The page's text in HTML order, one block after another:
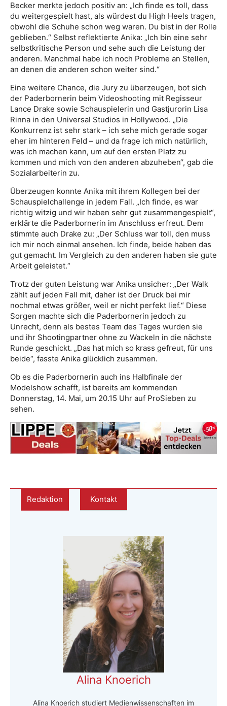
Becker merkte jedoch positiv an: „Ich finde es toll, dass
du weitergespielt hast, als würdest du High Heels tragen,
obwohl die Schuhe schon weg waren. Du bist in der Rolle
geblieben.“ Selbst reflektierte Anika: „Ich bin eine sehr
selbstkritische Person und sehe auch die Leistung der
anderen. Manchmal habe ich noch Probleme an Stellen,
an denen die anderen schon weiter sind.“
Eine weitere Chance, die Jury zu überzeugen, bot sich
der Paderbornerin beim Videoshooting mit Regisseur
Lance Drake sowie Schauspielerin und Gastjurorin Lisa
Rinna in den Universal Studios in Hollywood. „Die
Konkurrenz ist sehr stark – ich sehe mich gerade sogar
eher im hinteren Feld – und da frage ich mich natürlich,
was ich machen kann, um auf den ersten Platz zu
kommen und mich von den anderen abzuheben“, gab die
Sozialarbeiterin zu.
Überzeugen konnte Anika mit ihrem Kollegen bei der
Schauspielchallenge in jedem Fall. „Ich finde, es war
richtig witzig und wir haben sehr gut zusammengespielt“,
erklärte die Paderbornerin im Anschluss erfreut. Dem
stimmte auch Drake zu: „Der Schluss war toll, den muss
ich mir noch einmal ansehen. Ich finde, beide haben das
gut gemacht. Im Vergleich zu den anderen haben sie gute
Arbeit geleistet.“
Trotz der guten Leistung war Anika unsicher: „Der Walk
zählt auf jeden Fall mit, daher ist der Druck bei mir
nochmal etwas größer, weil er nicht perfekt lief.“ Diese
Sorgen machte sich die Paderbornerin jedoch zu
Unrecht, denn als bestes Team des Tages wurden sie
und ihr Shootingpartner ohne zu Wackeln in die nächste
Runde geschickt. „Das hat mich so krass gefreut, für uns
beide“, fasste Anika glücklich zusammen.
Ob es die Paderbornerin auch ins Halbfinale der
Modelshow schafft, ist bereits am kommenden
Donnerstag, 14. Mai, um 20.15 Uhr auf ProSieben zu
sehen.
Redaktion Kontakt
Alina Knoerich
Alina Knoerich studiert Medienwissenschaften im